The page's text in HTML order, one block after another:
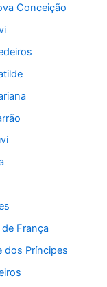
Conceição
França
dos Príncipes